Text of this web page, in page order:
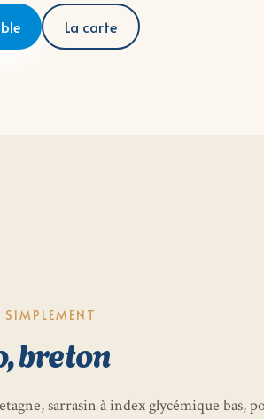
La carte
breton
sarrasin à index glycémique bas,